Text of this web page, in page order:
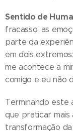
Sentido de
fracasso, as
parte da
em dois
me acontece a
comigo e eu não
Terminando este
que praticar mais
transformação